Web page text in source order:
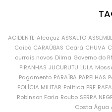
ACIDENTE Alcaçuz ASSALTO
Caicó CARAÚBAS Ceará CHUVA
currais novos Dilma Governo do
PIRANHAS JUCURUTU LULA
Pagamento PARAÍBA PARELHAS
POLÍCIA MILITAR Política PRF
Robinson Faria Roubo SERRA
Costa Água